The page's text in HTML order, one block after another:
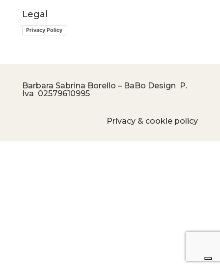
Legal
Privacy Policy
Barbara Sabrina Borello – BaBo Design P.
Iva 02579610995
Privacy & cookie policy